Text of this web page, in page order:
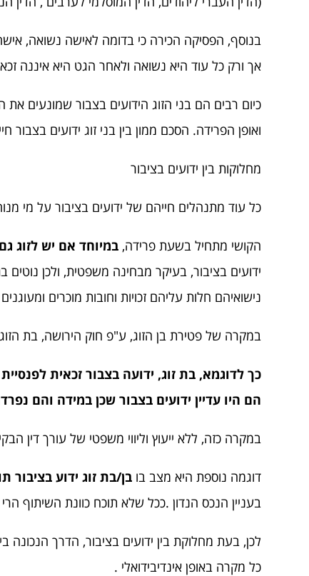
בנוסף, הפסיקה הכירה כי בדומה לאישה נשואה,
אך ורק כל עוד היא נשואה ולאחר הגט היא איננה
כיום רבים הם בני הזוג הידועים בצבור שמונעים
ואופן הפרידה. הסכם ממון בין בני זוג ידועים בצבור
מחלוקות בין ידועים בציבור
כל עוד מתנהלים חייהם של ידועים בציבור על מי
הקושי מתחיל בשעת פרידה,במיוחד אם יש לזוג
ידועים בציבור, בעיקר מבחינה משפטית, ולכן
נישואיהם חלות עליהם זכויות וחובות מוכרים
במקרה של פטירת בן הזוג, ע"פ חוק הירושה, בת הזוג
כך לדוגמא, בת זוג, ידועה בצבור זכאית
הם היו עדיין ידועים בצבור שכן במידה והם
במקרה כזה, ללא ייעוץ וליווי משפטי של עורך דין
דוגמה נוספת היא מצב בובן/בת זוג ידוע
בעניין הנכס הנדון .ככל שלא תוכח כוונת השיתוף
לכן, בעת מחלוקת בין ידועים בציבור, הדרך
כל מקרה באופן אינדיבידואלי .